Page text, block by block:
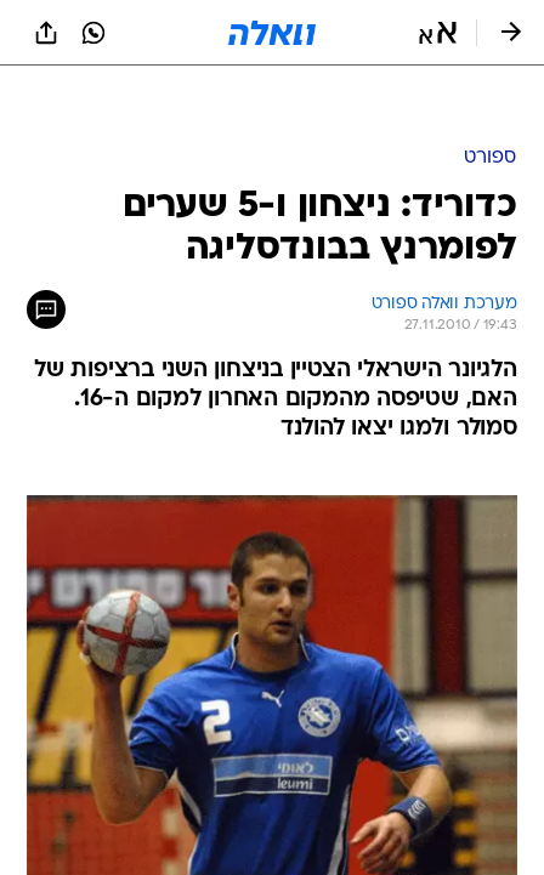
ספורט
כדוריד: ניצחון ו-5 שערים
לפומרנץ בבונדסליגה
מערכת וואלה ספורט
27.11.2010 / 19:43
הלגיונר הישראלי הצטיין בניצחון השני ברציפות של
האם, שטיפסה מהמקום האחרון למקום ה-16.
סמולר ולמגו יצאו להולנד